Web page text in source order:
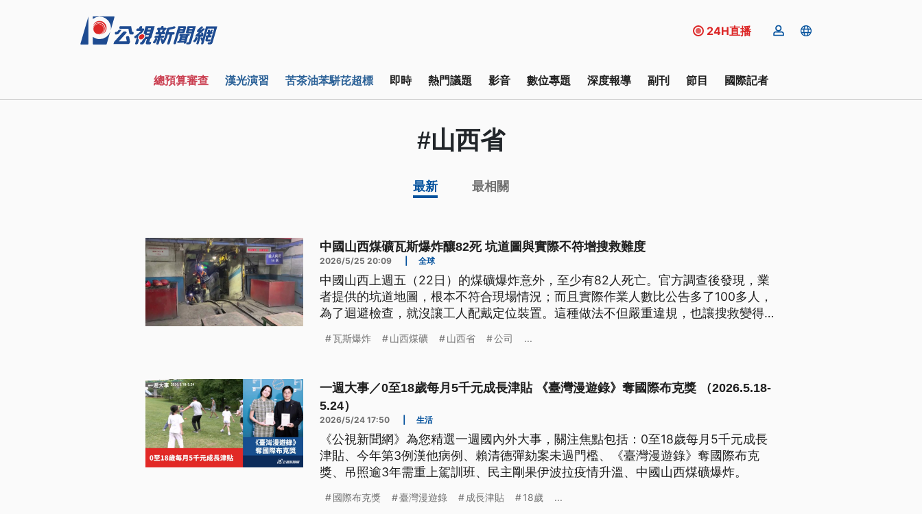
24H直播
總預算審查 漢光演習 苦茶油苯駢芘超標 即時 熱門議題 影音 數位專題 深度報導 副刊 節目 國際記者
#山西省
最新 最相關
中國山西煤礦瓦斯爆炸釀82死 坑道圖與實際不符增搜救難度
2026/5/25 20:09 全球
中國山西上週五（22日）的煤礦爆炸意外，至少有82人死亡。官方調查後發現，業
者提供的坑道地圖，根本不符合現場情況；而且實際作業人數比公告多了100多人，
為了迴避檢查，就沒讓工人配戴定位裝置。這種做法不但嚴重違規，也讓搜救變得加
瓦斯爆炸 山西煤礦 山西省 公司 ...
一週大事／0至18歲每月5千元成長津貼 《臺灣漫遊錄》奪國際布克獎 （2026.5.18-
5.24）
2026/5/24 17:50 生活
《公視新聞網》為您精選一週國內外大事，關注焦點包括：0至18歲每月5千元成長
津貼、今年第3例漢他病例、賴清德彈劾案未過門檻、《臺灣漫遊錄》奪國際布克
獎、吊照逾3年需重上駕訓班、民主剛果伊波拉疫情升溫、中國山西煤礦爆炸。
國際布克獎 臺灣漫遊錄 成長津貼 18歲 ...